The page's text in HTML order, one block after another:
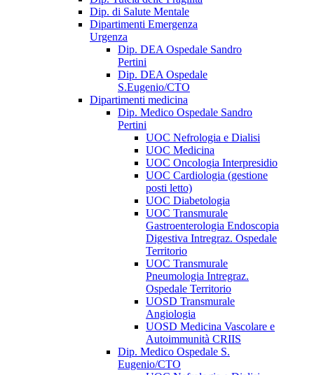
Dip. di Salute Mentale
Dipartimenti Emergenza
Urgenza
Dip. DEA Ospedale Sandro
Pertini
Dip. DEA Ospedale
S.Eugenio/CTO
Dipartimenti medicina
Dip. Medico Ospedale Sandro
Pertini
UOC Nefrologia e Dialisi
UOC Medicina
UOC Oncologia Interpresidio
UOC Cardiologia (gestione
posti letto)
UOC Diabetologia
UOC Transmurale
Gastroenterologia Endoscopia
Digestiva Intregraz. Ospedale
Territorio
UOC Transmurale
Pneumologia Intregraz.
Ospedale Territorio
UOSD Transmurale
Angiologia
UOSD Medicina Vascolare e
Autoimmunità CRIIS
Dip. Medico Ospedale S.
Eugenio/CTO